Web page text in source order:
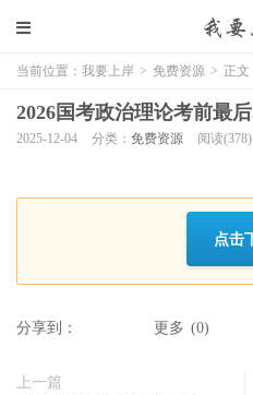
当前位置： 我要上岸 > 免费资源 > 正文
2026国考政治理论考前最后
2025-12-04 分类： 免费资源 阅读(378)
点击
分享到： 更多 (0)
上一篇